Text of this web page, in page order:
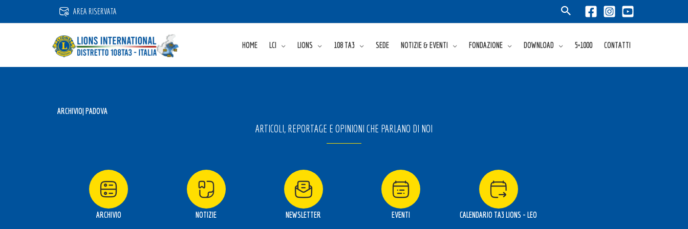
AREA RISERVATA
HOME LCI LIONS 108 TA3 SEDE NOTIZIE & EVENTI FONDAZIONE DOWNLOAD 5×1000 CONTATTI
ARCHIVIO| PADOVA
ARTICOLI, REPORTAGE E OPINIONI CHE PARLANO DI NOI
ARCHIVIO NOTIZIE NEWSLETTER EVENTI CALENDARIO TA3 LIONS - LEO